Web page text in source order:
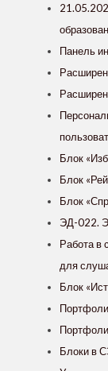
Панель
Блок
Блок
Блок
ЭД-022.
Работа в
для
Блок
Блоки в